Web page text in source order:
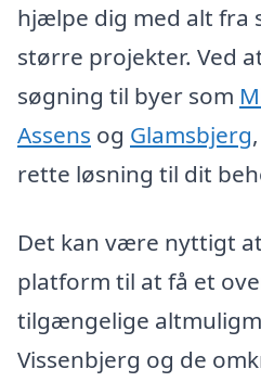
hjælpe dig med alt fra
større projekter. Ved
søgning til byer som
Assens og Glamsbjerg
rette løsning til dit
Det kan være nyttigt
platform til at få et
tilgængelige
Vissenbjerg og de